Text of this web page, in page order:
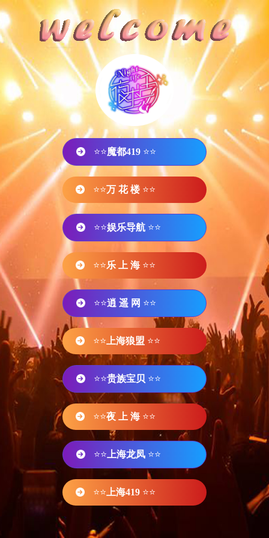
⭐⭐魔都419 ⭐⭐
⭐⭐万 花 楼 ⭐⭐
⭐⭐娱乐导航 ⭐⭐
⭐⭐乐 上 海 ⭐⭐
⭐⭐逍 遥 网 ⭐⭐
⭐⭐ 上海狼盟 ⭐⭐
⭐⭐贵族宝贝 ⭐⭐
⭐⭐夜 上 海 ⭐⭐
⭐⭐ 上海龙凤 ⭐⭐
⭐⭐ 上海419 ⭐⭐